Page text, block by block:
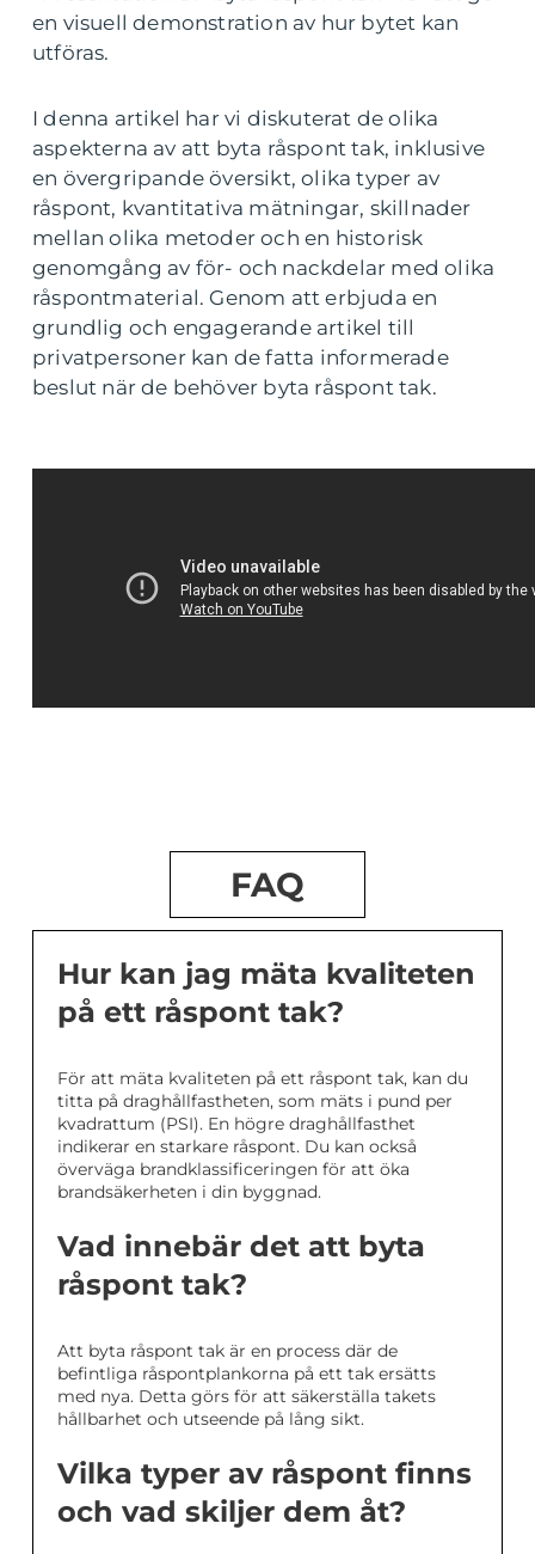
en visuell demonstration av hur bytet kan
utföras.
I denna artikel har vi diskuterat de olika
aspekterna av att byta råspont tak, inklusive
en övergripande översikt, olika typer av
råspont, kvantitativa mätningar, skillnader
mellan olika metoder och en historisk
genomgång av för- och nackdelar med olika
råspontmaterial. Genom att erbjuda en
grundlig och engagerande artikel till
privatpersoner kan de fatta informerade
beslut när de behöver byta råspont tak.
FAQ
Hur kan jag mäta kvaliteten
på ett råspont tak?
För att mäta kvaliteten på ett råspont tak, kan du
titta på draghållfastheten, som mäts i pund per
kvadrattum (PSI). En högre draghållfasthet
indikerar en starkare råspont. Du kan också
överväga brandklassificeringen för att öka
brandsäkerheten i din byggnad.
Vad innebär det att byta
råspont tak?
Att byta råspont tak är en process där de
befintliga råspontplankorna på ett tak ersätts
med nya. Detta görs för att säkerställa takets
hållbarhet och utseende på lång sikt.
Vilka typer av råspont finns
och vad skiljer dem åt?